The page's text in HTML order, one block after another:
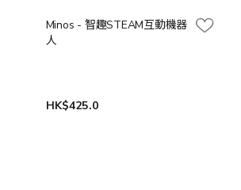
Minos - 智趣STEAM互動機器
人
HK$425.0